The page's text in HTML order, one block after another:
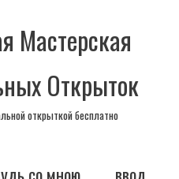
Мастерская
Открыток
открыткой бесплатно